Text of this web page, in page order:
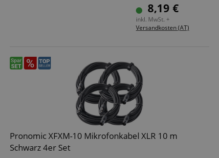
8,19 €
inkl. MwSt. +
Versandkosten (AT)
Pronomic XFXM-10 Mikrofonkabel XLR 10 m
Schwarz 4er Set